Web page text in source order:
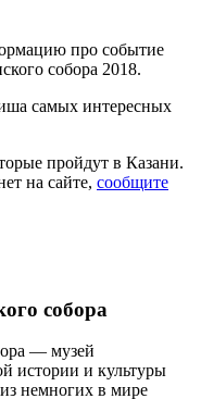
про событие
собора 2018.
самых интересных
пройдут в Казани.
на сайте, сообщите
собора
— музей
истории и культуры
немногих в мире